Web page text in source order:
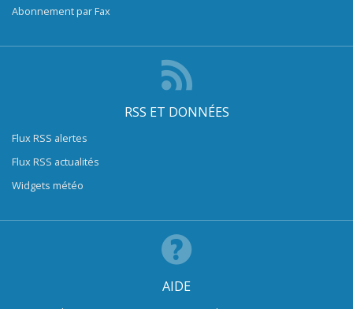
Abonnement par Fax
RSS ET DONNÉES
Flux RSS alertes
Flux RSS actualités
Widgets météo
AIDE